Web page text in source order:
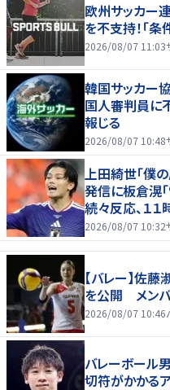
欧州サッカー
を不支持！「
2026/08/07 11:03
韓国サッカー
国人審判員に
報じる
2026/08/07 10:48
上田綺世「僕
発信に板倉滉
続々反応、１
2026/08/07 10:32
【バレー】佐
を公開 メン
2026/08/07 10:46
バレーボール
切符がかかる